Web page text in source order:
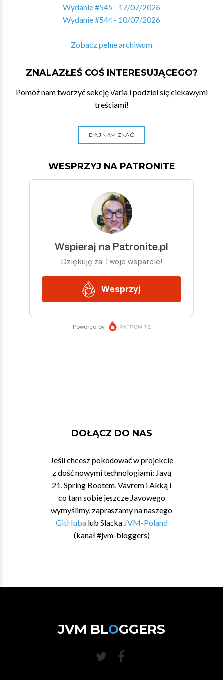
Wydanie #545 - 17/07/2026
Wydanie #544 - 10/07/2026
Zobacz pełne archiwum
ZNALAZŁEŚ COŚ INTERESUJĄCEGO?
Pomóż nam tworzyć sekcję Varia i podziel się ciekawymi
treściami!
DAJ NAM ZNAĆ
WESPRZYJ NA PATRONITE
DOŁĄCZ DO NAS
Jeśli chcesz pokodować w projekcie
z dość nowymi technologiami: Javą
21, Spring Bootem, Vavrem i Akką i
co tam sobie jeszcze Javowego
wymyślimy, zapraszamy na naszego
GitHubalub Slacka JVM-Poland
(kanał #jvm-bloggers)
JVM BLOGGERS